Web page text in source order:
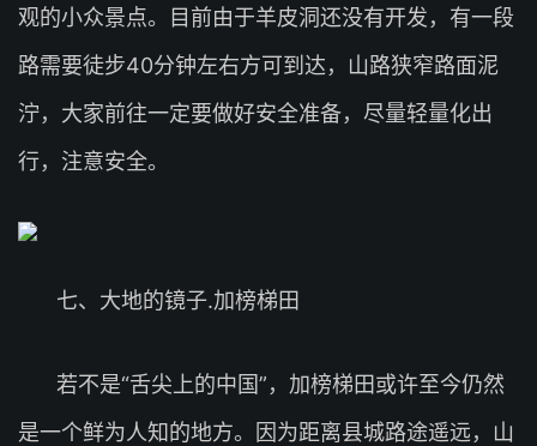
观的小众景点。目前由于羊皮洞还没有开发，有一段
路需要徒步40分钟左右方可到达，山路狭窄路面泥
泞，大家前往一定要做好安全准备，尽量轻量化出
行，注意安全。
七、大地的镜子.加榜梯田
若不是“舌尖上的中国”，加榜梯田或许至今仍然
是一个鲜为人知的地方。因为距离县城路途遥远，山